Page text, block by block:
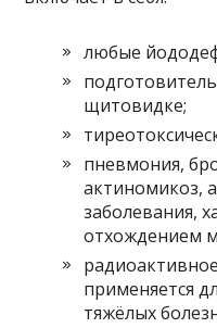
любые
щитовидке;
пневмония,
актиномикоз,
заболевания,
отхождением
применяется
тяжёлых